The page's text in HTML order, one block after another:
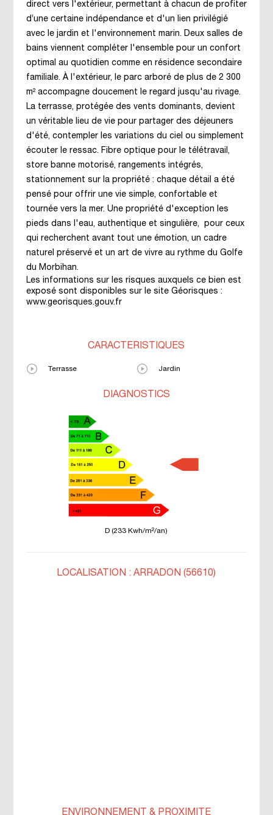
direct vers l'extérieur, permettant à chacun de profiter
d’une certaine indépendance et d'un lien privilégié
avec le jardin et l'environnement marin. Deux salles de
bains viennent compléter l'ensemble pour un confort
optimal au quotidien comme en résidence secondaire
familiale. À l'extérieur, le parc arboré de plus de 2 300
m² accompagne doucement le regard jusqu'au rivage.
La terrasse, protégée des vents dominants, devient
un véritable lieu de vie pour partager des déjeuners
d'été, contempler les variations du ciel ou simplement
écouter le ressac. Fibre optique pour le télétravail,
store banne motorisé, rangements intégrés,
stationnement sur la propriété : chaque détail a été
pensé pour offrir une vie simple, confortable et
tournée vers la mer. Une propriété d'exception les
pieds dans l'eau, authentique et singulière, pour ceux
qui recherchent avant tout une émotion, un cadre
naturel préservé et un art de vivre au rythme du Golfe
du Morbihan.
Les informations sur les risques auxquels ce bien est
exposé sont disponibles sur le site Géorisques :
www.georisques.gouv.fr
CARACTÉRISTIQUES
Terrasse Jardin
DIAGNOSTICS
D (233 Kwh/m²/an)
LOCALISATION : ARRADON (56610)
ENVIRONNEMENT & PROXIMITÉ